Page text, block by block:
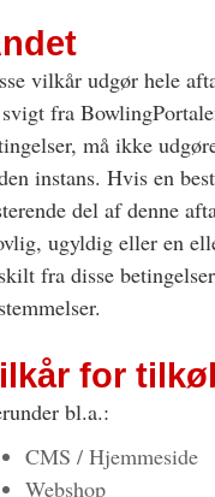
vilkår udgør hele
fra
må ikke
instans. Hvis en
del af denne
ugyldig eller en
fra disse
for
bl.a.:
CMS / Hjemmeside
Webshop